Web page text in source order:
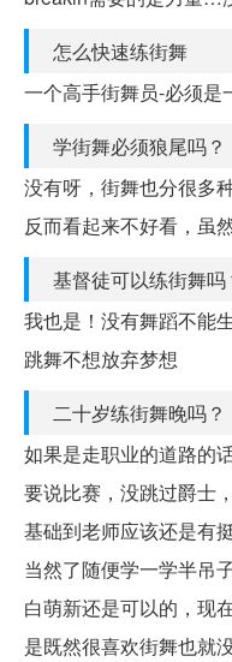
怎么快速练街舞
一个高手街舞员-必须是
学街舞必须狼尾吗？
没有呀，街舞也分很多
反而看起来不好看，虽
基督徒可以练街舞吗
我也是！没有舞蹈不能
跳舞不想放弃梦想
二十岁练街舞晚吗？
如果是走职业的道路的
要说比赛，没跳过爵士
基础到老师应该还是有
当然了随便学一学半吊
白萌新还是可以的，现
是既然很喜欢街舞也就